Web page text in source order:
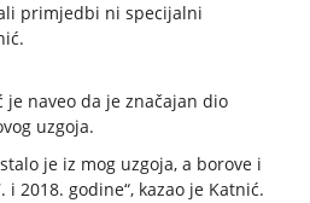
primjedbi ni specijalni
naveo da je značajan dio
uzgoja.
je iz mog uzgoja, a borove i
2018. godine“, kazao je Katnić.